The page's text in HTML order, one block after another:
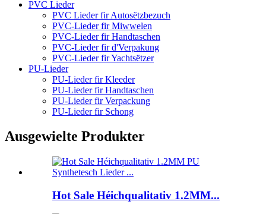
PVC Lieder
PVC Lieder fir Autosëtzbezuch
PVC-Lieder fir Miwwelen
PVC-Lieder fir Handtaschen
PVC-Lieder fir d'Verpakung
PVC-Lieder fir Yachtsëtzer
PU-Lieder
PU-Lieder fir Kleeder
PU-Lieder fir Handtaschen
PU-Lieder fir Verpackung
PU-Lieder fir Schong
Ausgewielte Produkter
Hot Sale Héichqualitativ 1.2MM...